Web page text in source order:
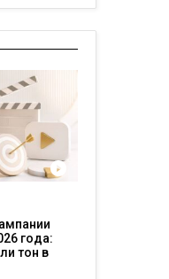
года:
тон в